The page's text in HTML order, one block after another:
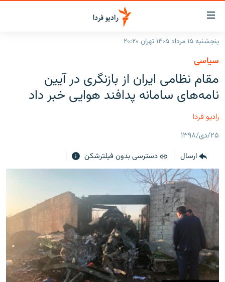
لینک‌های
قابلیت
دسترسی
بازگشت
منوی
اصلی
رفتن
به
صفحه
ایران
جهان
فرکانس‌ها
پادکست
چندرسانه‌ای
گزارش‌های تصویری
گزارش‌های ویدئویی
زنان فردا
English
به ما بپیوندید
پنجشنبه ۱۵ مرداد ۱۴۰۵ تهران ۲۰:۲۰
سیاسی
مقام نظامی ایران از بازنگری در آیین
نامه‌های سامانه پدافند هوایی خبر داد
رادیو فردا
۲۵/دی/۱۳۹۸
ارسال
دسترسی بدون فیلترشکن